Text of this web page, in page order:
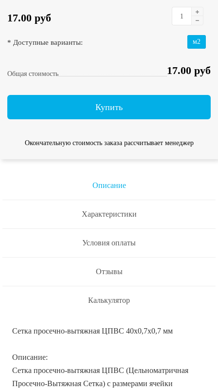
17.00 руб
* Доступные варианты: м2
Общая стоимость 17.00 руб
Купить
Окончательную стоимость заказа рассчитывает менеджер
Описание
Характеристики
Условия оплаты
Отзывы
Калькулятор
Сетка просечно-вытяжная ЦПВС 40х0,7х0,7 мм
Описание:
Сетка просечно-вытяжная ЦПВС (Цельноматричная
Просечно-Вытяжная Сетка) с размерами ячейки